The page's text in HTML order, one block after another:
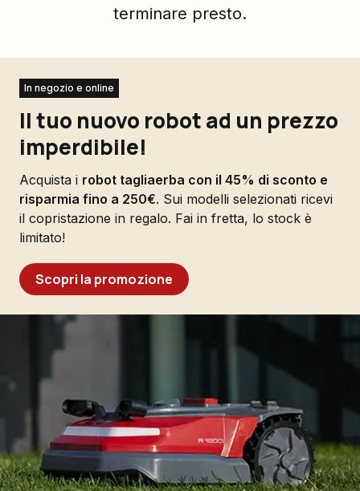
terminare presto.
In negozio e online
Il tuo nuovo robot ad un prezzo
imperdibile!
Acquista i robot tagliaerba con il 45% di sconto e
risparmia fino a 250€. Sui modelli selezionati ricevi
il copristazione in regalo. Fai in fretta, lo stock è
limitato!
Scopri la promozione